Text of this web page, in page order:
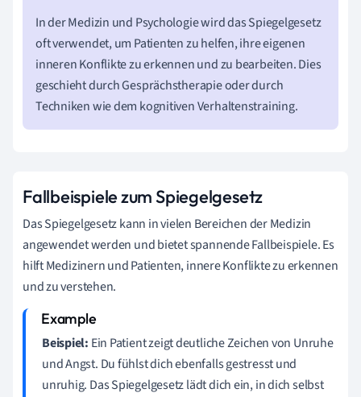
In der Medizin und Psychologie wird das Spiegelgesetz
oft verwendet, um Patienten zu helfen, ihre eigenen
inneren Konflikte zu erkennen und zu bearbeiten. Dies
geschieht durch Gesprächstherapie oder durch
Techniken wie dem kognitiven Verhaltenstraining.
Fallbeispiele zum Spiegelgesetz
Das Spiegelgesetz kann in vielen Bereichen der Medizin
angewendet werden und bietet spannende Fallbeispiele. Es
hilft Medizinern und Patienten, innere Konflikte zu erkennen
und zu verstehen.
Beispiel: Ein Patient zeigt deutliche Zeichen von Unruhe
und Angst. Du fühlst dich ebenfalls gestresst und
unruhig. Das Spiegelgesetz lädt dich ein, in dich selbst